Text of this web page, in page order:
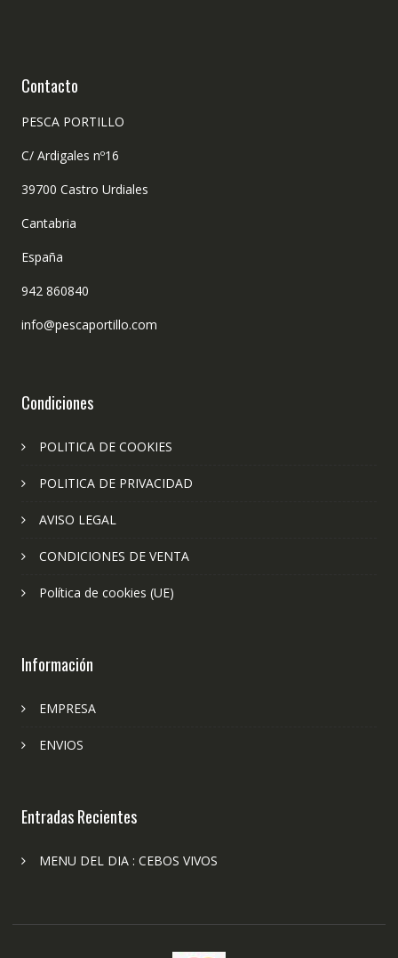
Contacto
PESCA PORTILLO
C/ Ardigales nº16
39700 Castro Urdiales
Cantabria
España
942 860840
info@pescaportillo.com
Condiciones
POLITICA DE COOKIES
POLITICA DE PRIVACIDAD
AVISO LEGAL
CONDICIONES DE VENTA
Política de cookies (UE)
Información
EMPRESA
ENVIOS
Entradas Recientes
MENU DEL DIA : CEBOS VIVOS